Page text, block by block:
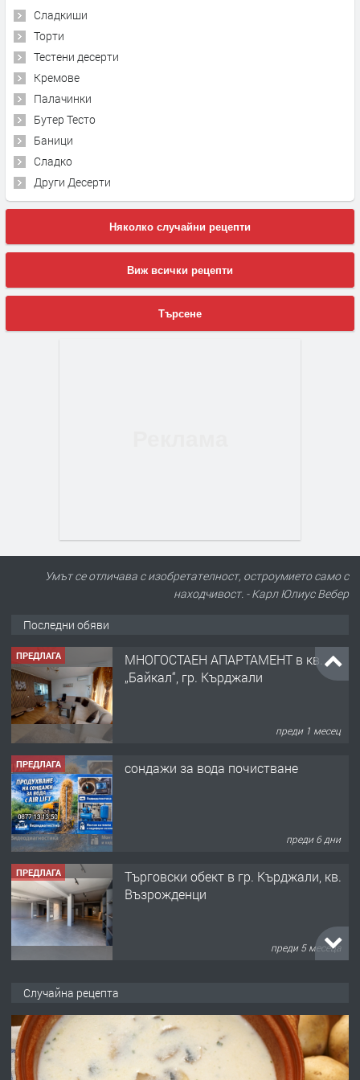
Сладкиши
Торти
Тестени десерти
Кремове
Палачинки
Бутер Тесто
Баници
Сладко
Други Десерти
Няколко случайни рецепти
Виж всички рецепти
Търсене
Умът се отличава с изобретателност, остроумието само с
находчивост. - Карл Юлиус Вебер
Последни обяви
ПРЕДЛАГА
МНОГОСТАЕН АПАРТАМЕНТ в кв.
„Байкал“, гр. Кърджали
преди 1 месец
ПРЕДЛАГА сондажи за вода почистване
преди 6 дни
ПРЕДЛАГА
Tърговски обект в гр. Кърджали, кв.
Възрожденци
преди 5 месеца
преди 6 месеца
Случайна рецепта